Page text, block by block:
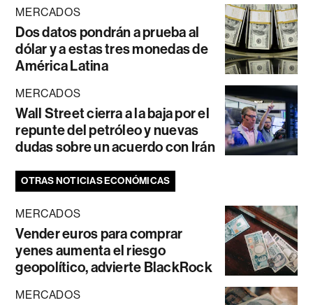
MERCADOS
Dos datos pondrán a prueba al
dólar y a estas tres monedas de
América Latina
MERCADOS
Wall Street cierra a la baja por el
repunte del petróleo y nuevas
dudas sobre un acuerdo con Irán
OTRAS NOTICIAS ECONÓMICAS
MERCADOS
Vender euros para comprar
yenes aumenta el riesgo
geopolítico, advierte BlackRock
MERCADOS